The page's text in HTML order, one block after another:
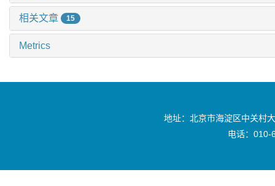
相关文章 15
Metrics
地址：北京市海淀区中关村
电话：